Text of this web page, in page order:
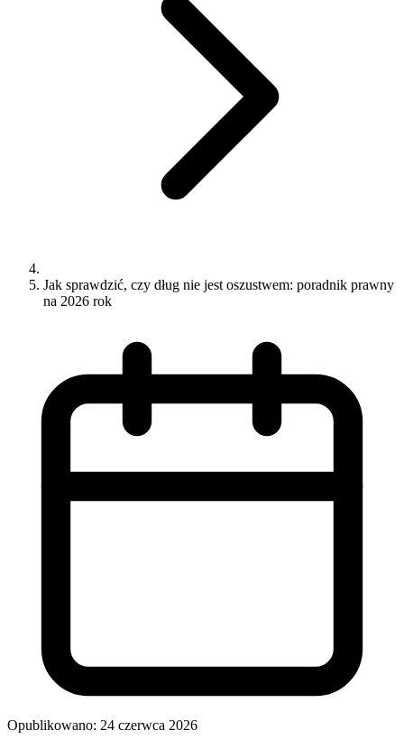
Jak sprawdzić, czy dług nie jest oszustwem: poradnik prawny
na 2026 rok
Opublikowano: 24 czerwca 2026